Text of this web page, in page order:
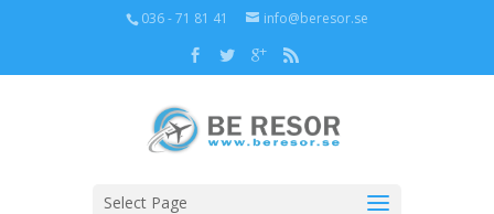
036 - 71 81 41 info@beresor.se
Select Page